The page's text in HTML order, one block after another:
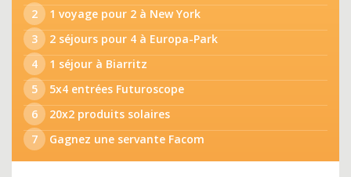
2
1 voyage pour 2 à New York
3
2 séjours pour 4 à Europa-Park
4
1 séjour à Biarritz
5
5x4 entrées Futuroscope
6
20x2 produits solaires
7
Gagnez une servante Facom